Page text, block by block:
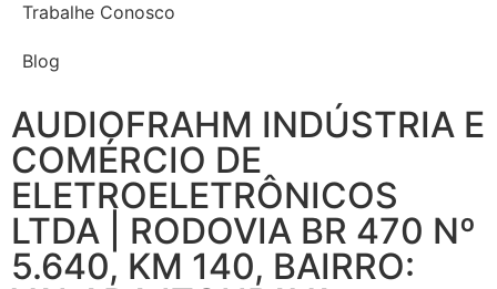
Trabalhe Conosco
Blog
AUDIOFRAHM INDÚSTRIA E
COMÉRCIO DE
ELETROELETRÔNICOS
LTDA | RODOVIA BR 470 Nº
5.640, KM 140, BAIRRO: